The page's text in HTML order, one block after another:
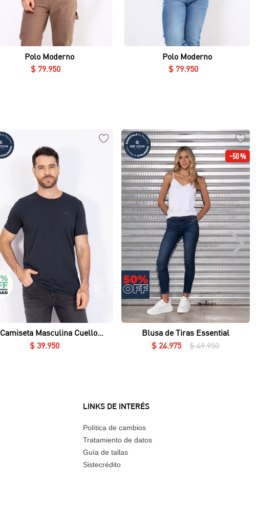
Vista rápida
Polo Moderno
$ 79.950
Vista rápida
Polo Moderno
$ 79.950
Vista rápida
Camiseta Masculina Cuello
$ 39 950
-50 %
Vista rápida
Blusa de Tiras Essential
$ 24. 975 $ 49.950
LINKS DE INTERÉS
Política de cambios
Tratamiento de datos
Guía de tallas
Sistecrédito